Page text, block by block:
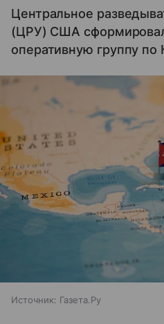
Центральное
(ЦРУ) США
оперативную группу по
Источник: Газета.Ру